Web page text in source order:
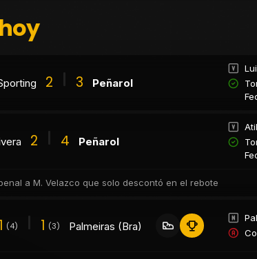
2 3 Peñarol
2 4 Peñarol
a M. Velazco que solo descontó en el rebote
1 (4) 1 (3) Palmeiras (Bra)